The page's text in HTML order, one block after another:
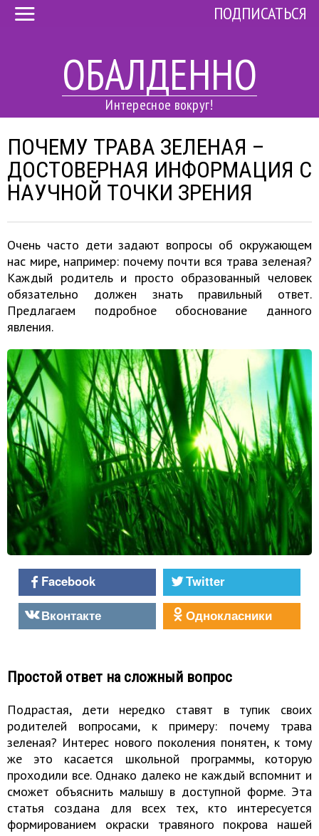
ОБАЛДЕННО
Интересное вокруг!
ПОДПИСАТЬСЯ
ПОЧЕМУ ТРАВА ЗЕЛЕНАЯ –
ДОСТОВЕРНАЯ ИНФОРМАЦИЯ С
НАУЧНОЙ ТОЧКИ ЗРЕНИЯ
Очень часто дети задают вопросы об окружающем
нас мире, например: почему почти вся трава зеленая?
Каждый родитель и просто образованный человек
обязательно должен знать правильный ответ.
Предлагаем подробное обоснование данного
явления.
Facebook
Twitter
Вконтакте
Однокласники
Простой ответ на сложный вопрос
Подрастая, дети нередко ставят в тупик своих
родителей вопросами, к примеру: почему трава
зеленая? Интерес нового поколения понятен, к тому
же это касается школьной программы, которую
проходили все. Однако далеко не каждый вспомнит и
сможет объяснить малышу в доступной форме. Эта
статья создана для всех тех, кто интересуется
формированием окраски травяного покрова нашей